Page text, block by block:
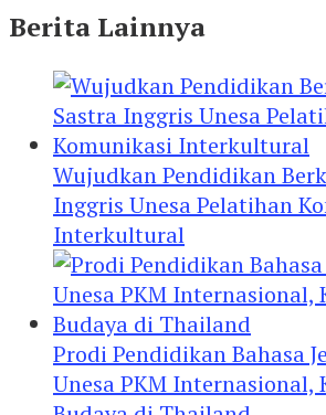
Berita Lainnya
Wujudkan Pendidikan
Inggris Unesa Pelatihan
Interkultural
Prodi Pendidikan Bahasa
Unesa PKM Internasional,